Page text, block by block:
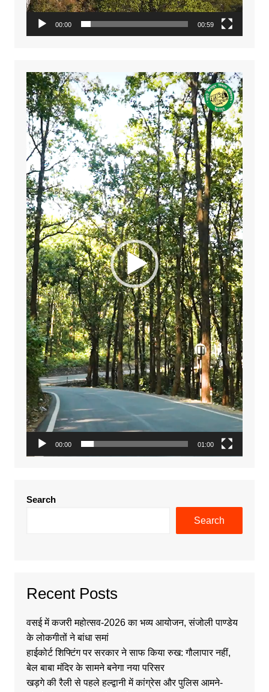
00:00 00:59
Video
Player
00:00 01:00
Search
Search
Recent Posts
वसई में कजरी महोत्सव-2026 का भव्य आयोजन, संजोली पाण्डेय
के लोकगीतों ने बांधा समां
हाईकोर्ट शिफ्टिंग पर सरकार ने साफ किया रुख: गौलापार नहीं,
बेल बाबा मंदिर के सामने बनेगा नया परिसर
खड़गे की रैली से पहले हल्द्वानी में कांग्रेस और पुलिस आमने-